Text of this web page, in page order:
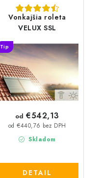
Vonkajšia roleta
VELUX SSL
Tip
Skladom
od €440,76 bez DPH
od €542,13
DETAIL